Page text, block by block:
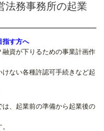
法務事務所の起業
指す方へ
資が下りるための事業計画作
ない各種許認可手続きなど起
は、起業前の準備から起業後の